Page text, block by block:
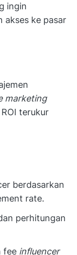
ingin
akses ke pasar
marketing
terukur
berdasarkan
rate.
perhitungan
fee influencer